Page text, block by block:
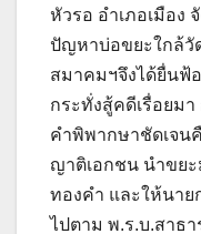
หัวรอ อำเภอเมือง
ปัญหาบ่อขยะใกล้วั
สมาคมฯจึงได้ยื่นฟ้
กระทั่งสู้คดีเรื่อยม
คำพิพากษาชัดเจน
ญาติเอกชน นำขย
ทองคำ และให้นาย
ไปตาม พ.ร.บ.สาธ